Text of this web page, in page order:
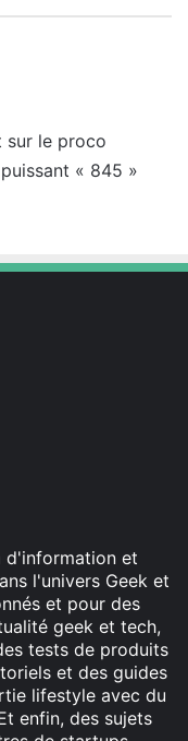
sur le proco
« 845 »
d'information et
l'univers Geek et
et pour des
geek et tech,
tests de produits
et des guides
lifestyle avec du
enfin, des sujets